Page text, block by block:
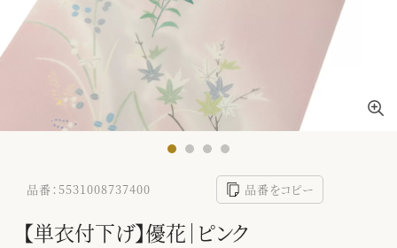
品番：5531008737400 品番をコピー
【単衣付下げ】優花｜ピンク